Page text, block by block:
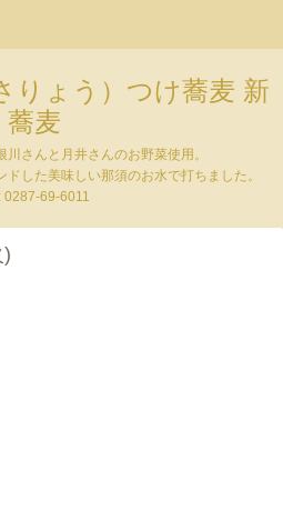
りょう）つけ蕎麦 新
蕎麦
さんと月井さんのお野菜使用。
した美味しい那須のお水で打ちました。
0287-69-6011